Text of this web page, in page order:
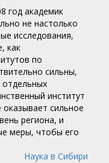
год академик
не настолько
исследования,
как
по
сильны,
отдельных
институт
сильное
региона, и
меры, чтобы его
Наука в Сибири